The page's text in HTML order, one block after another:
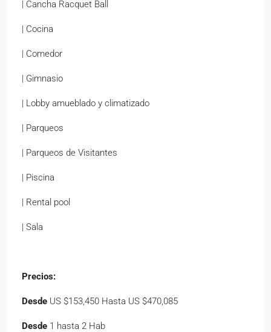
| Cancha Racquet Ball
| Cocina
| Comedor
| Gimnasio
| Lobby amueblado y climatizado
| Parqueos
| Parqueos de Visitantes
| Piscina
| Rental pool
| Sala
Precios:
Desde US $153,450 Hasta US $470,085
Desde 1 hasta 2 Hab